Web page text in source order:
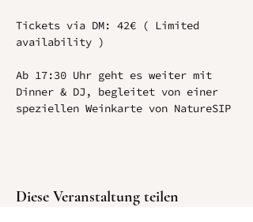
Tickets via DM: 42€ ( Limited
availability )
Ab 17:30 Uhr geht es weiter mit
Dinner & DJ, begleitet von einer
speziellen Weinkarte von NatureSIP
Diese Veranstaltung teilen